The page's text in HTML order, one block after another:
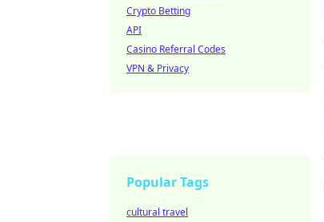
Crypto Betting
API
Casino Referral Codes
VPN & Privacy
Popular Tags
cultural travel